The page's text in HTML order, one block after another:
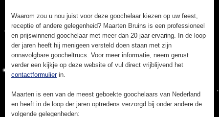
Waarom zou u nou juist voor deze goochelaar kiezen op uw feest,
receptie of andere gelegenheid? Maarten Bruins is een professioneel
en prijswinnend goochelaar met meer dan 20 jaar ervaring. In de loop
der jaren heeft hij menigeen versteld doen staan met zijn
onnavolgbare goocheltrucs. Voor meer informatie, neem gerust
verder een kijkje op deze website of vul direct vrijblijvend het
contactformulierin.
Maarten is een van de meest geboekte goochelaars van Nederland
en heeft in de loop der jaren optredens verzorgd bij onder andere de
volgende gelegenheden: